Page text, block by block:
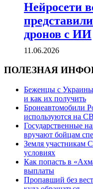
Нейросети
дронов с ИИ
11.06.2026
ПОЛЕЗНАЯ
Беженцы с
и как их получить
Бронеавтомобили
используются на
Государственные
вручают бойцам
Земля участникам
условиях
Как попасть в
выплаты
Пропавший без